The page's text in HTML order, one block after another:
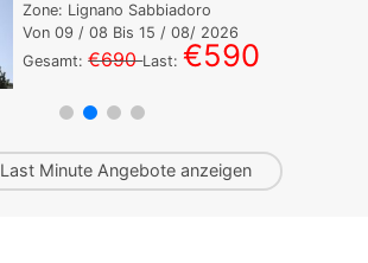
Zone: Lignano Sabbiadoro
Von09/ 08 Bis15/ 08/ 2026
Gesamt:€690Last:€590
Last MinuteAngebote anzeigen